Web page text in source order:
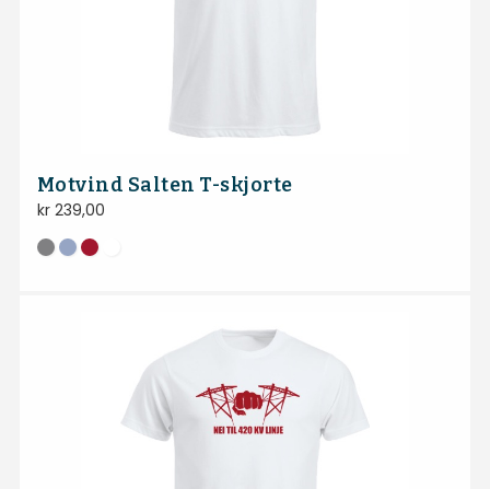
Motvind Salten T-skjorte
kr239,00